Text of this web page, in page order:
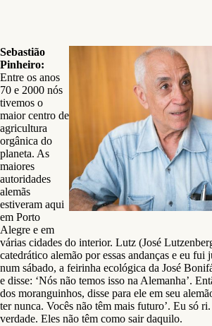
Sebastião
Pinheiro:
Entre os anos
70 e 2000 nós
tivemos o
maior centro de
agricultura
orgânica do
planeta. As
maiores
autoridades
alemãs
estiveram aqui
em Porto
Alegre e em
várias cidades do interior. Lutz (José
catedrático alemão por essas andanças e eu
num sábado, a feirinha ecológica da José
e disse: ‘Nós não temos isso na Alemanha’.
dos moranguinhos, disse para ele em seu
ter nunca. Vocês não têm mais futuro’. Eu só
verdade. Eles não têm como sair daquilo.